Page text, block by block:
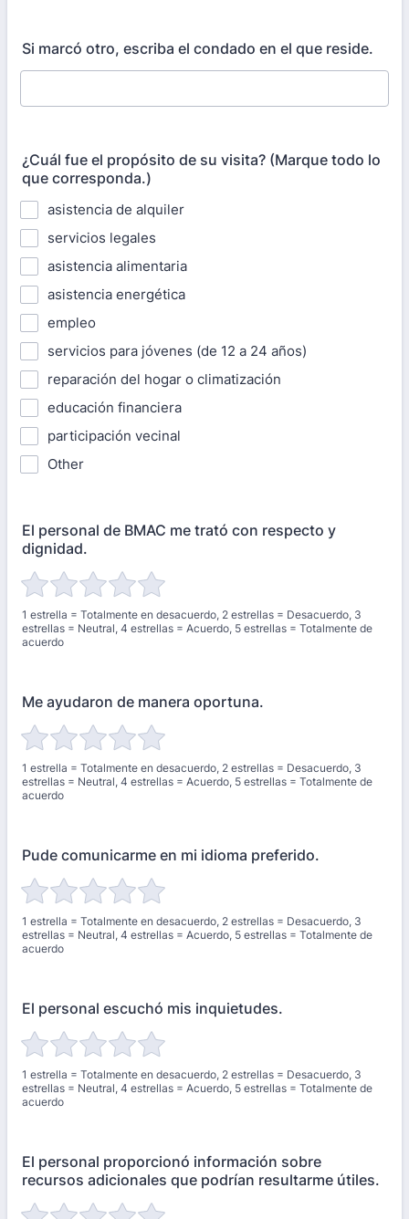
Si marcó otro, escriba el condado en el que reside.
¿Cuál fue el propósito de su visita? (Marque todo lo
que corresponda.)
asistencia de alquiler
servicios legales
asistencia alimentaria
asistencia energética
empleo
servicios para jóvenes (de 12 a 24 años)
reparación del hogar o climatización
educación financiera
participación vecinal
Other
El personal de BMAC me trató con respecto y
dignidad.
1 estrella = Totalmente en desacuerdo, 2 estrellas = Desacuerdo, 3
estrellas = Neutral, 4 estrellas = Acuerdo, 5 estrellas = Totalmente de
acuerdo
Me ayudaron de manera oportuna.
1 estrella = Totalmente en desacuerdo, 2 estrellas = Desacuerdo, 3
estrellas = Neutral, 4 estrellas = Acuerdo, 5 estrellas = Totalmente de
acuerdo
Pude comunicarme en mi idioma preferido.
1 estrella = Totalmente en desacuerdo, 2 estrellas = Desacuerdo, 3
estrellas = Neutral, 4 estrellas = Acuerdo, 5 estrellas = Totalmente de
acuerdo
El personal escuchó mis inquietudes.
1 estrella = Totalmente en desacuerdo, 2 estrellas = Desacuerdo, 3
estrellas = Neutral, 4 estrellas = Acuerdo, 5 estrellas = Totalmente de
acuerdo
El personal proporcionó información sobre
recursos adicionales que podrían resultarme útiles.